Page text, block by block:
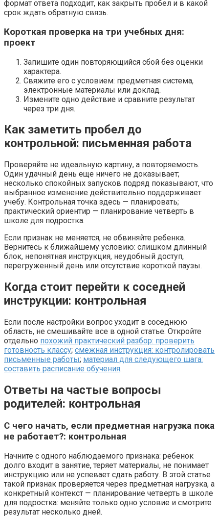
формат ответа подходит, как закрыть пробел и в какой
срок ждать обратную связь.
Короткая проверка на три учебных дня:
проект
Запишите один повторяющийся сбой без оценки
характера.
Свяжите его с условием: предметная система,
электронные материалы или доклад.
Измените одно действие и сравните результат
через три дня.
Как заметить пробел до
контрольной: письменная работа
Проверяйте не идеальную картину, а повторяемость.
Один удачный день еще ничего не доказывает;
несколько спокойных запусков подряд показывают, что
выбранное изменение действительно поддерживает
учебу. Контрольная точка здесь — планировать;
практический ориентир — планирование четверть в
школе для подростка.
Если признак не меняется, не обвиняйте ребенка.
Вернитесь к ближайшему условию: слишком длинный
блок, непонятная инструкция, неудобный доступ,
перегруженный день или отсутствие короткой паузы.
Когда стоит перейти к соседней
инструкции: контрольная
Если после настройки вопрос уходит в соседнюю
область, не смешивайте все в одной статье. Откройте
отдельно похожий практический разбор: проверить
готовность классу; смежная инструкция: контролировать
письменные работы; материал для следующего шага:
составить расписание обучения.
Ответы на частые вопросы
родителей: контрольная
С чего начать, если предметная нагрузка пока
не работает?: контрольная
Начните с одного наблюдаемого признака: ребенок
долго входит в занятие, теряет материалы, не понимает
инструкцию или не успевает сдать работу. В этой статье
такой признак проверяется через предметная нагрузка, а
конкретный контекст — планирование четверть в школе
для подростка: меняйте только одно условие и смотрите
результат несколько дней.